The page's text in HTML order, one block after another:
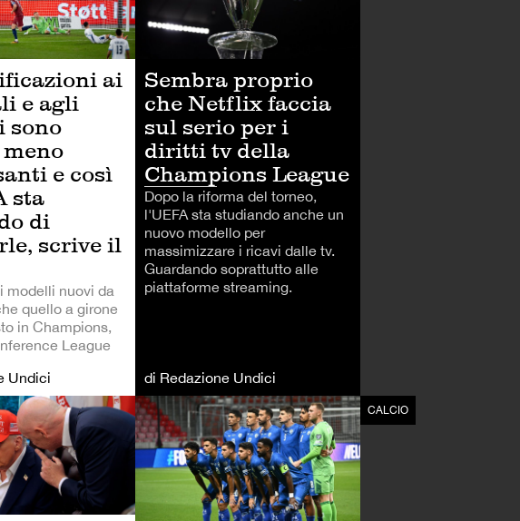
ai
e agli
sono
e così
sta
di
scrive il
modelli nuovi da
quello a girone
in Champions,
League
Undici
Sembra proprio
che Netflix faccia
sul serio per i
diritti tv della
Champions League
Dopo la riforma del torneo,
l'UEFA sta studiando anche un
nuovo modello per
massimizzare i ricavi dalle tv.
Guardando soprattutto alle
piattaforme streaming.
di Redazione Undici
CALCIO CALCIO